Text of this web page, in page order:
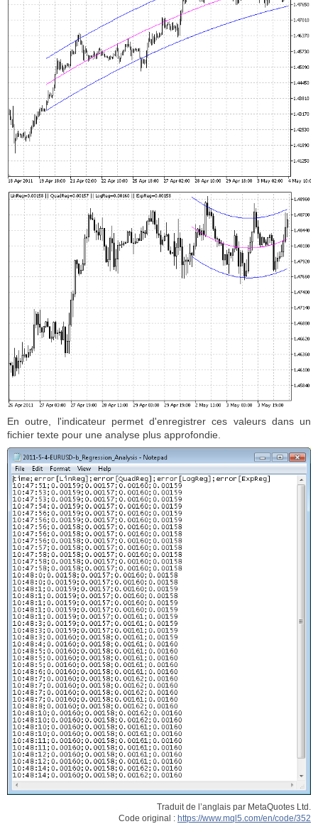
En outre, l'indicateur permet d'enregistrer ces valeurs dans un
fichier texte pour une analyse plus approfondie.
Traduit de l’anglais par MetaQuotes Ltd.
Code original : https://www.mql5.com/en/code/352